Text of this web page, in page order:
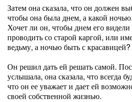
Затем она сказала, что он должен
чтобы она была днем, а какой
Хочет ли он, чтобы днем его видели
проводить со старой каргой, или
ведьму, а ночью быть с красавицей?
Он решил дать ей решать самой.
услышала, она сказала, что всегда
что он ее уважает и дает ей
своей собственной жизнью.